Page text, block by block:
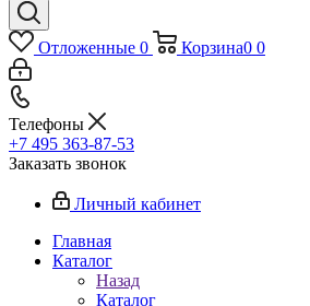
Отложенные 0 Корзина0 0
Телефоны
+7 495 363-87-53
Заказать звонок
Личный кабинет
Главная
Каталог
Назад
Каталог